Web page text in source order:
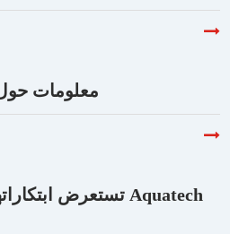
معلومات